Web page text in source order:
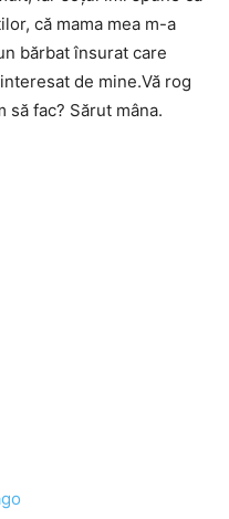
că mama mea m-a
bărbat însurat care
de mine.Vă rog
să fac? Sărut mâna.